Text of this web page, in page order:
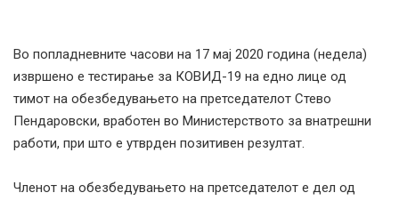
Во попладневните часови на 17 мај 2020 година (недела)
извршено е тестирање за КОВИД-19 на едно лице од
тимот на обезбедувањето на претседателот Стево
Пендаровски, вработен во Министерството за внатрешни
работи, при што е утврден позитивен резултат.
Членот на обезбедувањето на претседателот е дел од